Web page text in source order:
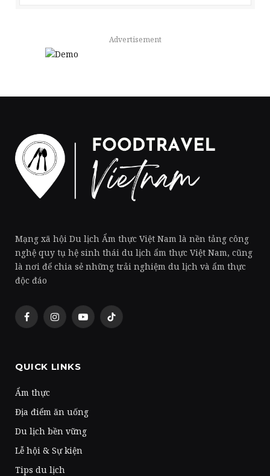
Advertisement
Mạng xã hội Du lịch Ẩm thực Việt Nam là nền tảng công
nghệ quy tụ hệ sinh thái du lịch ẩm thực Việt Nam, cũng
là nơi để chia sẻ những trải nghiệm du lịch và ẩm thực
độc đáo
FacebookInstagramYouTubeTikTok
QUICK LINKS
Ẩm thực
Địa điểm ăn uống
Du lịch bền vững
Lễ hội & Sự kiện
Tips du lịch